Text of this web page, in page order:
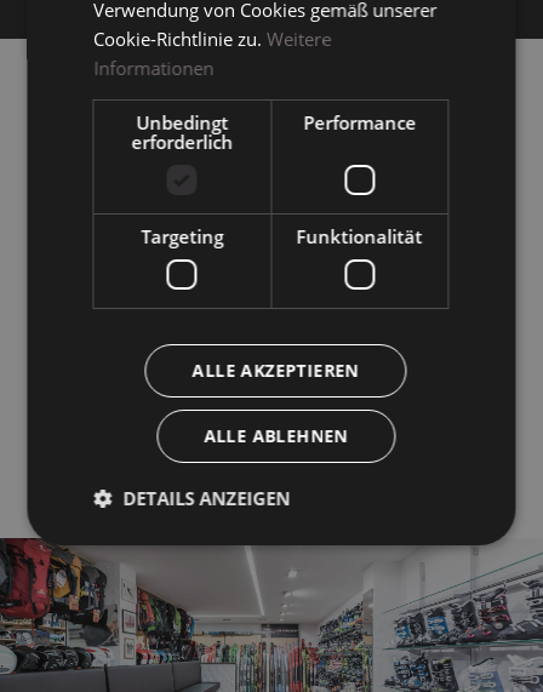
PREISLISTE
Öffnungszeiten
+39 0471 830217
Montag - Freitag
08:10 - 12:00 e 13:00 - 19:00
Samstag und Sonntag
08:10 - 19:00 (durchgehend)
08:30 - 12:00 e 15:00 - 19:00
Samstag und Sonntag
Verwendung von Cookies gemäß unserer
Cookie-Richtlinie zu. Weitere
Informationen
Unbedingt
erforderlich
Performance
Targeting Funktionalität
ALLE AKZEPTIEREN
ALLE ABLEHNEN
DETAILS ANZEIGEN